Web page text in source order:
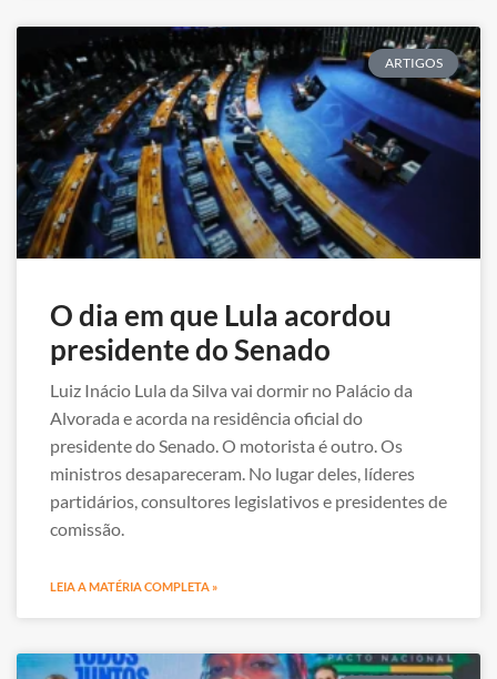
ARTIGOS
O dia em que Lula acordou
presidente do Senado
Luiz Inácio Lula da Silva vai dormir no Palácio da
Alvorada e acorda na residência oficial do
presidente do Senado. O motorista é outro. Os
ministros desapareceram. No lugar deles, líderes
partidários, consultores legislativos e presidentes de
comissão.
LEIA A MATÉRIA COMPLETA »